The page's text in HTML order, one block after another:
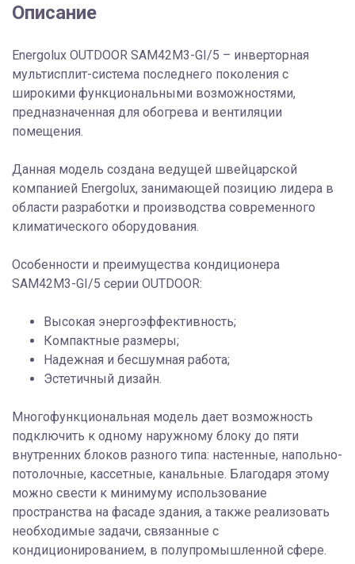
Описание
Energolux OUTDOOR SAM42M3-GI/5 – инверторная
мультисплит-система последнего поколения с
широкими функциональными возможностями,
предназначенная для обогрева и вентиляции
помещения.
Данная модель создана ведущей швейцарской
компанией Energolux, занимающей позицию лидера в
области разработки и производства современного
климатического оборудования.
Особенности и преимущества кондиционера
SAM42M3-GI/5 серии OUTDOOR:
Высокая энергоэффективность;
Компактные размеры;
Надежная и бесшумная работа;
Эстетичный дизайн.
Многофункциональная модель дает возможность
подключить к одному наружному блоку до пяти
внутренних блоков разного типа: настенные, напольно-
потолочные, кассетные, канальные. Благодаря этому
можно свести к минимуму использование
пространства на фасаде здания, а также реализовать
необходимые задачи, связанные с
кондиционированием, в полупромышленной сфере.